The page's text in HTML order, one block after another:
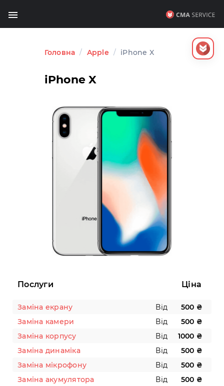
Головна / Apple / iPhone X
iPhone X
Послуги Ціна
Заміна екрану Від
500 ₴
Заміна камери
Від
500 ₴
Заміна корпусу
Від
1000 ₴
Заміна динаміка
Від
500 ₴
Заміна мікрофону
Від
500 ₴
Заміна акумулятора
Від
500 ₴